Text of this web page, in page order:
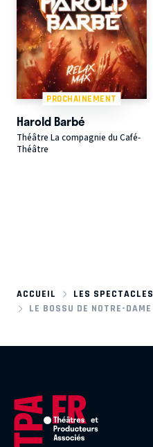
PROCHAINEMENT
Harold Barbé
Théâtre La compagnie du Café-
Théâtre
ACCUEIL
LES SPECTACLES
LE BOSSU DE NOTRE-DAME